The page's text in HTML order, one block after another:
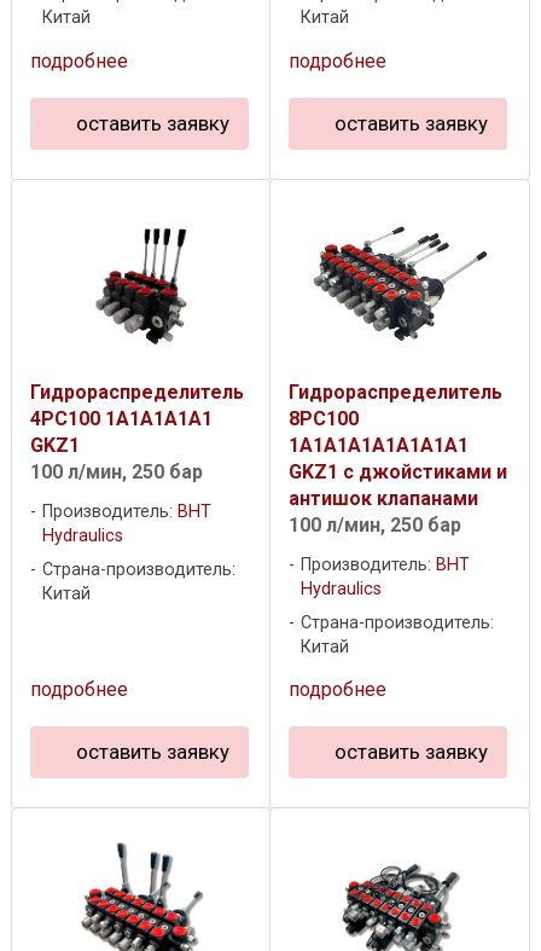
Китай
подробнее
оставить заявку
Китай
подробнее
оставить заявку
Гидрораспределитель
4PC100 1A1A1A1A1
GKZ1
100 л/мин, 250 бар
Производитель: BHT
Hydraulics
Страна-производитель:
Китай
подробнее
оставить заявку
Гидрораспределитель
8PC100
1A1A1A1A1A1A1A1
GKZ1 c джойстиками и
антишок клапанами
100 л/мин, 250 бар
Производитель: BHT
Hydraulics
Страна-производитель:
Китай
подробнее
оставить заявку